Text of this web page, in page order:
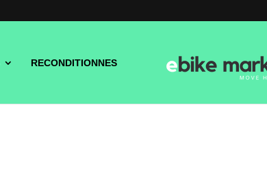
RECONDITIONNES